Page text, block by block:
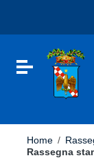
sito
include
Vai al footer
Attiva /
Home /
Rassegna